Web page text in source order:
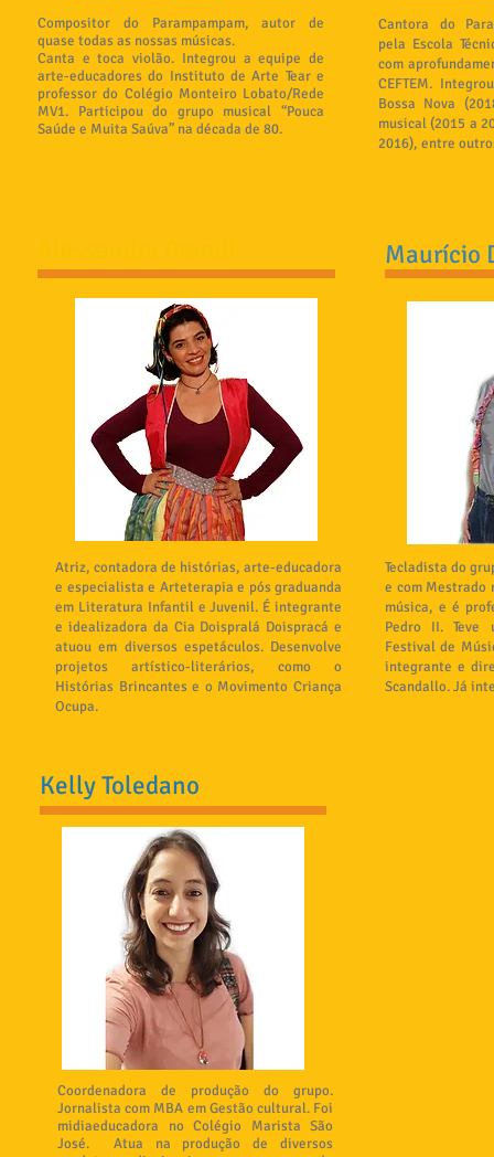
Compositor do Parampampam, autor de
quase todas as nossas músicas.
Canta e toca violão. Integrou a equipe de
arte-educadores do Instituto de Arte Tear e
professor do Colégio Monteiro Lobato/Rede
MV1. Participou do grupo musical “Pouca
Saúde e Muita Saúva” na década de 80.
Cantora do
pela Escola
com
CEFTEM.
Bossa Nova
musical (2015 a
2016), entre
Atriz, contadora de histórias, arte-educadora
e especialista e Arteterapia e pós graduanda
em Literatura Infantil e Juvenil. É integrante
e idealizadora da Cia Doispralá Doispracá e
atuou em diversos espetáculos. Desenvolve
projetos artístico-literários, como o
Histórias Brincantes e o Movimento Criança
Ocupa.
Maurício
Tecladista do
e com Mestrado
música, e é
Pedro II. Teve
Festival de
integrante e
Scandallo. Já
Kelly Toledano
Coordenadora de produção do grupo.
Jornalista com MBA em Gestão cultural. Foi
midiaeducadora no Colégio Marista São
José.
Atua na produção de diversos